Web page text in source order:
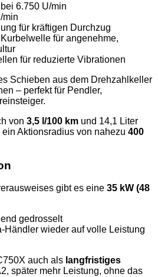
6.750 U/min
min
für kräftigen Durchzug
für angenehme,
für reduzierte Vibrationen
Schieben aus dem Drehzahlkeller
– perfekt für Pendler,
von 3,5 l/100 km und 14,1 Liter
Aktionsradius von nahezu 400
gibt es eine 35 kW (48
gedrosselt
Händler wieder auf volle Leistung
auch als langfristiges
später mehr Leistung, ohne das